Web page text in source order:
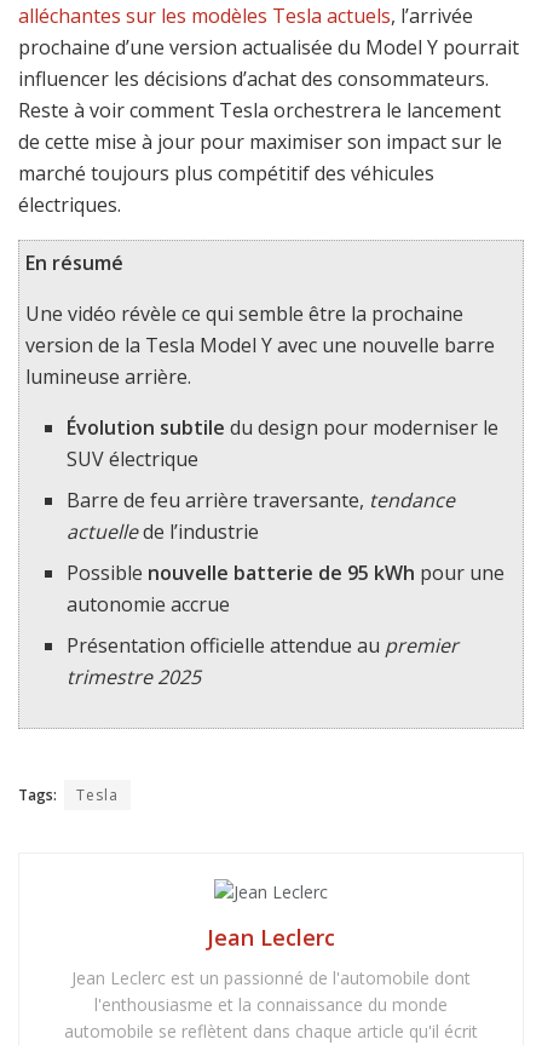
alléchantes sur les modèles Tesla actuels, l’arrivée
prochaine d’une version actualisée du Model Y pourrait
influencer les décisions d’achat des consommateurs.
Reste à voir comment Tesla orchestrera le lancement
de cette mise à jour pour maximiser son impact sur le
marché toujours plus compétitif des véhicules
électriques.
En résumé
Une vidéo révèle ce qui semble être la prochaine
version de la Tesla Model Y avec une nouvelle barre
lumineuse arrière.
Évolution subtile du design pour moderniser le
SUV électrique
Barre de feu arrière traversante, tendance
actuellede l’industrie
Possible nouvelle batterie de 95 kWh pour une
autonomie accrue
Présentation officielle attendue au premier
trimestre 2025
Tags: Tesla
Jean Leclerc
Jean Leclerc est un passionné de l'automobile dont
l'enthousiasme et la connaissance du monde
automobile se reflètent dans chaque article qu'il écrit